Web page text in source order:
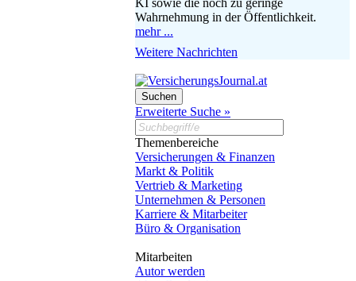
KI sowie die noch zu geringe
Wahrnehmung in der Öffentlichkeit.
mehr ...
Weitere Nachrichten
Erweiterte Suche »
Themenbereiche
Versicherungen & Finanzen
Markt & Politik
Vertrieb & Marketing
Unternehmen & Personen
Karriere & Mitarbeiter
Büro & Organisation
Mitarbeiten
Autor werden